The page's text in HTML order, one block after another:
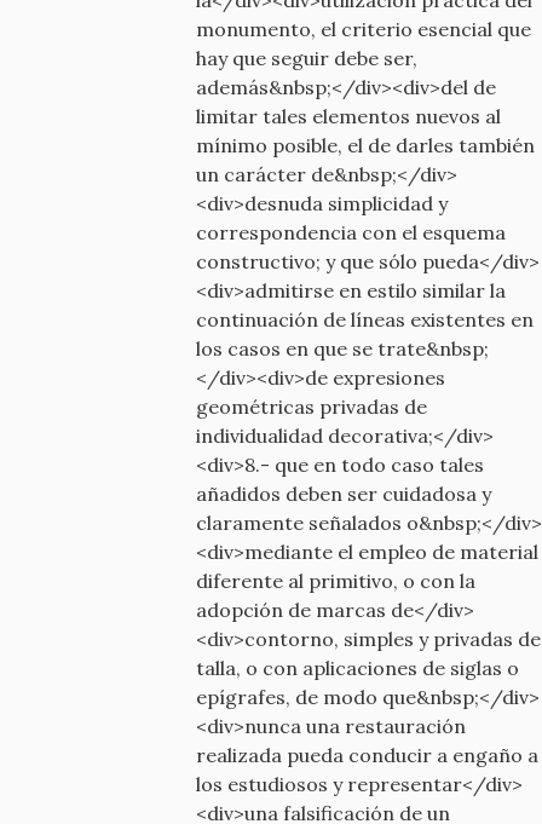
monumento, el criterio esencial que
hay que seguir debe ser,
además&nbsp;</div><div>del de
limitar tales elementos nuevos al
mínimo posible, el de darles también
un carácter de&nbsp;</div>
<div>desnuda simplicidad y
correspondencia con el esquema
constructivo; y que sólo pueda</div>
<div>admitirse en estilo similar la
continuación de líneas existentes en
los casos en que se trate&nbsp;
</div><div>de expresiones
geométricas privadas de
individualidad decorativa;</div>
<div>8.- que en todo caso tales
añadidos deben ser cuidadosa y
claramente señalados o&nbsp;</div>
<div>mediante el empleo de material
diferente al primitivo, o con la
adopción de marcas de</div>
<div>contorno, simples y privadas de
talla, o con aplicaciones de siglas o
epígrafes, de modo que&nbsp;</div>
<div>nunca una restauración
realizada pueda conducir a engaño a
los estudiosos y representar</div>
<div>una falsificación de un